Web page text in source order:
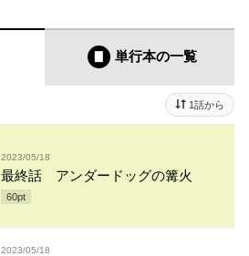
単行本の一覧
1話から
2023/05/18
最終話 アンダードッグの篝火
60pt
2023/05/18